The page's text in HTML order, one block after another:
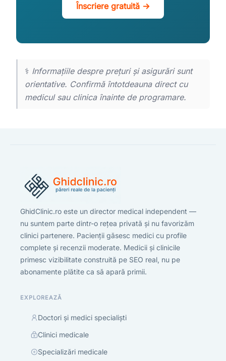
Înscriere gratuită →
⚕️ Informațiile despre prețuri și asigurări sunt
orientative. Confirmă întotdeauna direct cu
medicul sau clinica înainte de programare.
GhidClinic.ro este un director medical independent —
nu suntem parte dintr-o rețea privată și nu favorizăm
clinici partenere. Pacienții găsesc medici cu profile
complete și recenzii moderate. Medicii și clinicile
primesc vizibilitate construită pe SEO real, nu pe
abonamente plătite ca să apară primii.
EXPLOREAZĂ
Doctori și medici specialiști
Clinici medicale
Specializări medicale